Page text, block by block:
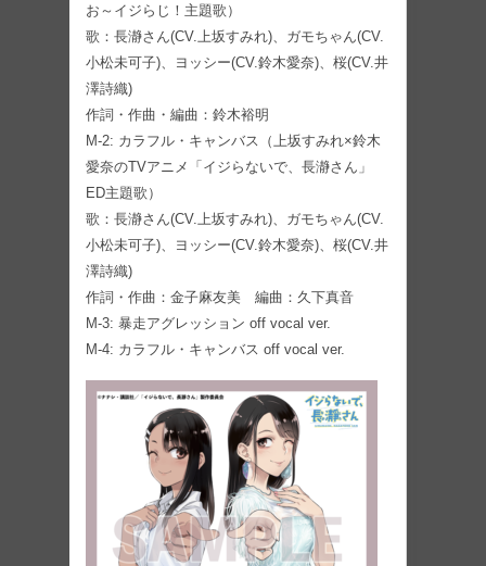
お～イジらじ！主題歌）
歌：長瀞さん(CV.上坂すみれ)、ガモちゃん(CV.
小松未可子)、ヨッシー(CV.鈴木愛奈)、桜(CV.井
澤詩織)
作詞・作曲・編曲：鈴木裕明
M-2: カラフル・キャンバス（上坂すみれ×鈴木
愛奈のTVアニメ「イジらないで、長瀞さん」
ED主題歌）
歌：長瀞さん(CV.上坂すみれ)、ガモちゃん(CV.
小松未可子)、ヨッシー(CV.鈴木愛奈)、桜(CV.井
澤詩織)
作詞・作曲：金子麻友美 編曲：久下真音
M-3: 暴走アグレッション off vocal ver.
M-4: カラフル・キャンバス off vocal ver.